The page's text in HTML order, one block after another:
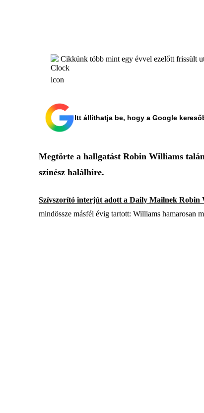
Cikkünk több mint egy évvel ezelőtt frissült
Itt állíthatja be, hogy a Google
Megtörte a hallgatást Robin Williams
színész halálhíre.
Szívszorító interjút adott a Daily Mailnek Robin
mindössze másfél évig tartott: Williams hamarosan